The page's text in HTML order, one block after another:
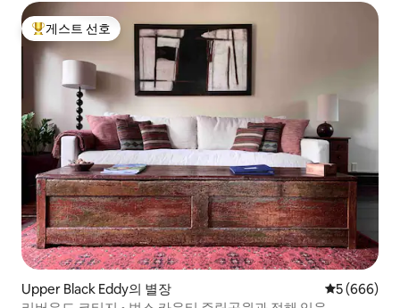
상위 게스트 선호
게스트 선호
Upper Black Eddy의 별장 평점 5점(5
5 (666)